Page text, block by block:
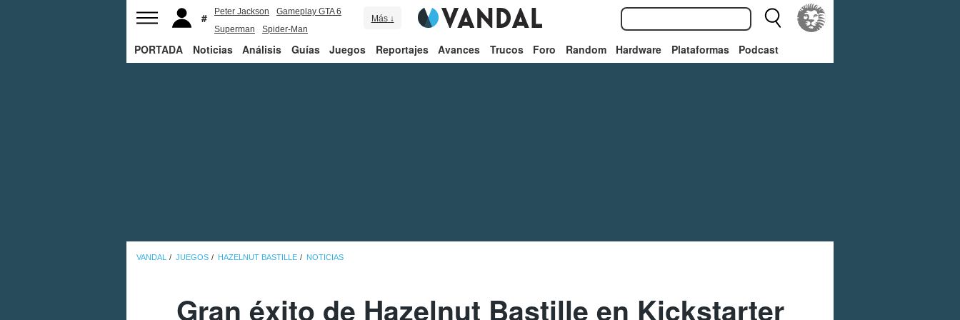
Peter Jackson
Gameplay GTA 6
Superman
Spider-Man
Más ↓
PORTADA Noticias Análisis Guías Juegos Reportajes Avances Trucos Foro Random Hardware Plataformas Podcast
VANDAL JUEGOS HAZELNUT BASTILLE NOTICIAS
Gran éxito de Hazelnut Bastille en Kickstarter